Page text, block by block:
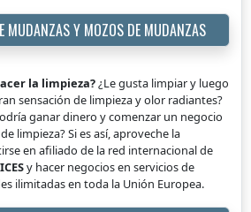
MUDANZAS Y MOZOS DE MUDANZAS
la limpieza?¿Le gusta limpiar y luego
sensación de limpieza y olor radiantes?
ganar dinero y comenzar un negocio
limpieza? Si es así, aproveche la
en afiliado de la red internacional de
y hacer negocios en servicios de
ilimitadas en toda la Unión Europea.